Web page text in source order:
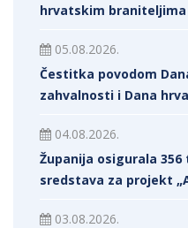
hrvatskim braniteljima
05.08.2026.
Čestitka povodom
zahvalnosti i Dana
04.08.2026.
Županija osigurala
sredstava za projekt
03.08.2026.